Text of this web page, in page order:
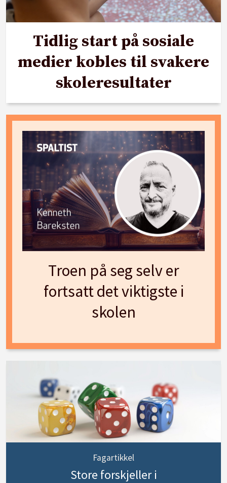
Tidlig start på sosiale
medier kobles til svakere
skoleresultater
Troen på seg selv er
fortsatt det viktigste i
skolen
Fagartikkel
Store forskjeller i